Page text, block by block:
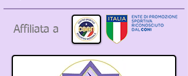
Affiliata a